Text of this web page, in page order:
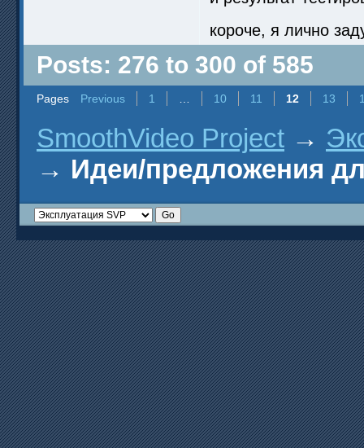
короче, я лично
Posts: 276 to 300 of 585
Pages Previous 1 … 10 11 12 13
SmoothVideo Project →
→ Идеи/предложения